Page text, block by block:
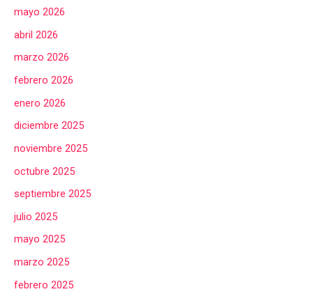
mayo 2026
abril 2026
marzo 2026
febrero 2026
enero 2026
diciembre 2025
noviembre 2025
octubre 2025
septiembre 2025
julio 2025
mayo 2025
marzo 2025
febrero 2025